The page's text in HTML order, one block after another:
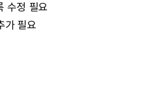
수정 필요
가 필요